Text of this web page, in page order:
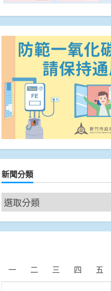
新聞分類
新
聞
分
一 二 三 四 五